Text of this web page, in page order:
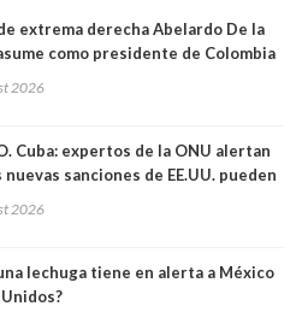
extrema derecha Abelardo De la
como presidente de Colombia
2026
Cuba: expertos de la ONU alertan
nuevas sanciones de EE.UU. pueden
2026
lechuga tiene en alerta a México